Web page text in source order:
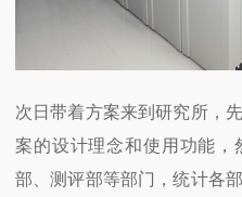
次日带着方案来到研究所，
案的设计理念和使用功能
部、测评部等部门，统计各